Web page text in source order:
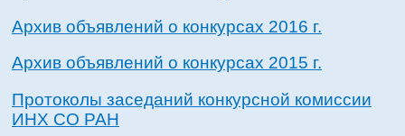
Архив объявлений о конкурсах 2016 г.
Архив объявлений о конкурсах 2015 г.
Протоколы заседаний конкурсной комиссии
ИНХ СО РАН